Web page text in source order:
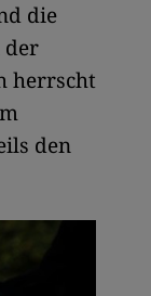
die
der
herrscht
den